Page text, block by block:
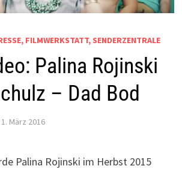
FILMWERKSTATT, SENDERZENTRALE
Palina Rojinski
– Dad Bod
1. März 2016
Palina Rojinski im Herbst 2015